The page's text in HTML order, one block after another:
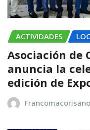
ACTIVIDADES
Asociación de
anuncia la
edición de